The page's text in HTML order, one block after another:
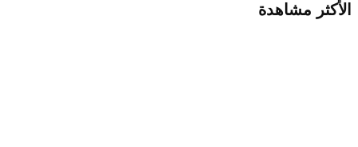
الأكثر مشاهدة